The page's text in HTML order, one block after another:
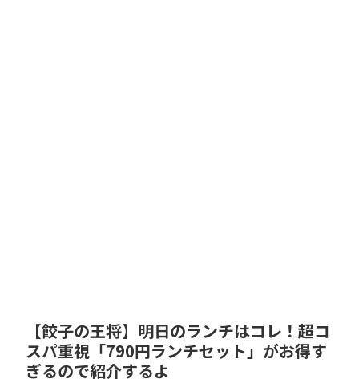
【餃子の王将】明日のランチはコレ！超コ
スパ重視「790円ランチセット」がお得す
ぎるので紹介するよ